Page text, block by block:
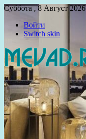
Суббота , 8 Август 2026
Войти
Switch skin